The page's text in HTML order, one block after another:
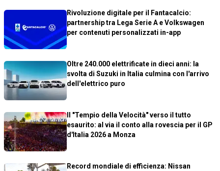
Rivoluzione digitale per il Fantacalcio:
partnership tra Lega Serie A e Volkswagen
per contenuti personalizzati in-app
Oltre 240.000 elettrificate in dieci anni: la
svolta di Suzuki in Italia culmina con l'arrivo
dell'elettrico puro
Il "Tempio della Velocità" verso il tutto
esaurito: al via il conto alla rovescia per il GP
d'Italia 2026 a Monza
Record mondiale di efficienza: Nissan